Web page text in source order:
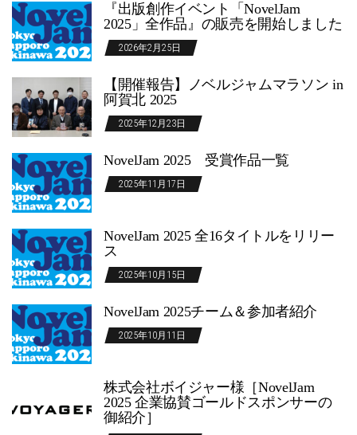
『出版創作イベント「NovelJam
2025」全作品』の販売を開始しました
2026年2月25日
【開催報告】ノベルジャムマラソン in
阿賀北 2025
2025年12月23日
NovelJam 2025 受賞作品一覧
2025年11月17日
NovelJam 2025 全16タイトルをリリー
ス
2025年10月15日
NovelJam 2025チーム＆参加者紹介
2025年10月11日
株式会社ボイジャー様［NovelJam
2025 企業協賛ゴールドスポンサーの
御紹介］